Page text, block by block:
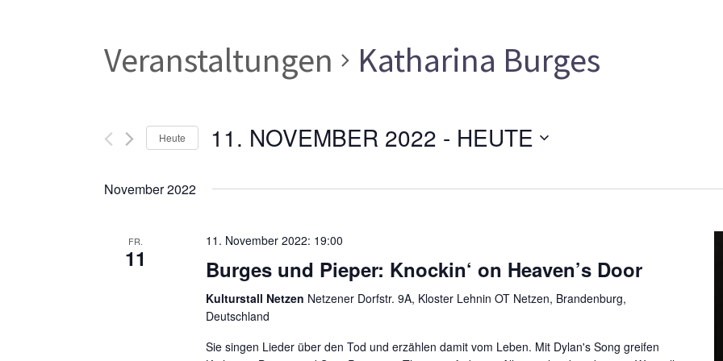
Veranstaltungen Katharina Burges
Heute 11. NOVEMBER 2022 - HEUTE
wählen.
November 2022
FR.
11
11. November 2022: 19:00
Burges und Pieper: Knockin‘ on Heaven’s Door
Kulturstall Netzen Netzener Dorfstr. 9A, Kloster Lehnin OT Netzen, Brandenburg,
Deutschland
Sie singen Lieder über den Tod und erzählen damit vom Leben. Mit Dylan's Song greifen